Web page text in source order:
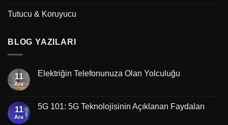
Tutucu & Koruyucu
BLOG YAZILARI
11
Ara
Elektriğin Telefonunuza Olan Yolculuğu
11
Ara
5G 101: 5G Teknolojisinin Açıklanan Faydaları